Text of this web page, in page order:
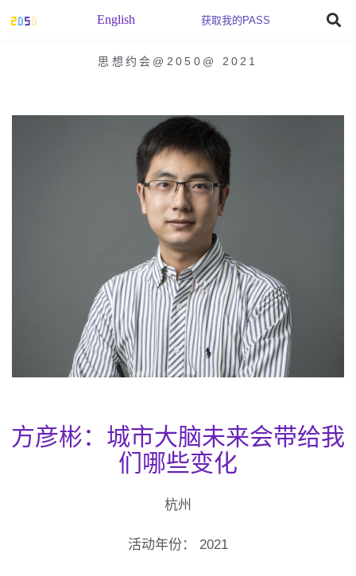
English 获取我的PASS
思想约会@2050 @ 2021
方彦彬：城市大脑未来会带给我
们哪些变化
杭州
活动年份： 2021